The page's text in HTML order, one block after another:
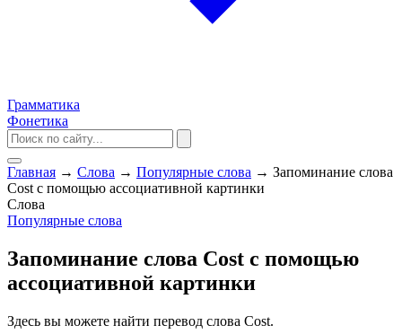
Грамматика
Фонетика
Главная → Слова → Популярные слова → Запоминание слова
Cost с помощью ассоциативной картинки
Слова
Популярные слова
Запоминание слова Cost с помощью
ассоциативной картинки
Здесь вы можете найти перевод слова Cost.